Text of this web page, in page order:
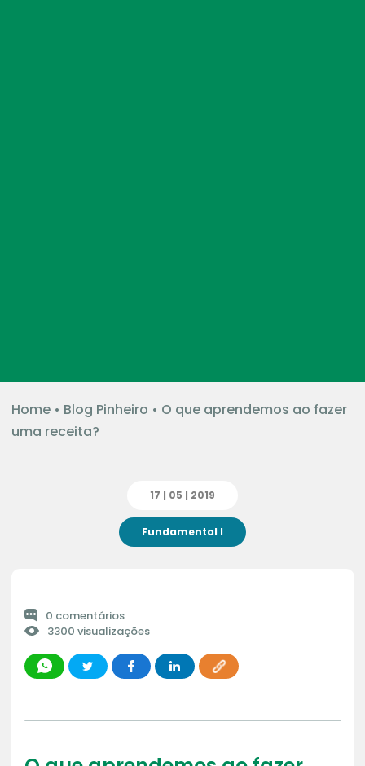
Home• Blog Pinheiro • O que aprendemos ao fazer
uma receita?
17 | 05 | 2019
Fundamental I
0 comentários
3300 visualizações